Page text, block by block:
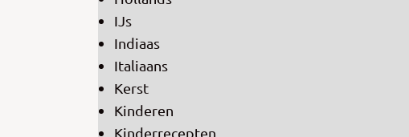
IJs
Indiaas
Italiaans
Kerst
Kinderen
Kinderrecepten